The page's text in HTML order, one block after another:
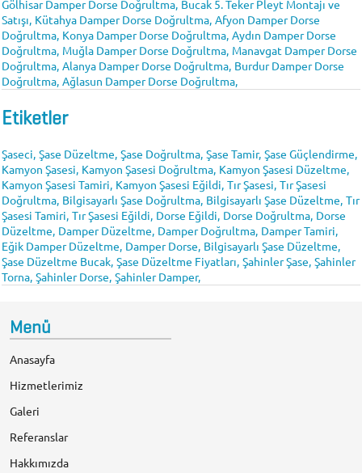
Gölhisar Damper Dorse Doğrultma, Bucak 5. Teker Pleyt Montajı ve
Satışı, Kütahya Damper Dorse Doğrultma, Afyon Damper Dorse
Doğrultma, Konya Damper Dorse Doğrultma, Aydın Damper Dorse
Doğrultma, Muğla Damper Dorse Doğrultma, Manavgat Damper Dorse
Doğrultma, Alanya Damper Dorse Doğrultma, Burdur Damper Dorse
Doğrultma, Ağlasun Damper Dorse Doğrultma,
Etiketler
Şaseci, Şase Düzeltme, Şase Doğrultma, Şase Tamir, Şase Güçlendirme,
Kamyon Şasesi, Kamyon Şasesi Doğrultma, Kamyon Şasesi Düzeltme,
Kamyon Şasesi Tamiri, Kamyon Şasesi Eğildi, Tır Şasesi, Tır Şasesi
Doğrultma, Bilgisayarlı Şase Doğrultma, Bilgisayarlı Şase Düzeltme, Tır
Şasesi Tamiri, Tır Şasesi Eğildi, Dorse Eğildi, Dorse Doğrultma, Dorse
Düzeltme, Damper Düzeltme, Damper Doğrultma, Damper Tamiri,
Eğik Damper Düzeltme, Damper Dorse, Bilgisayarlı Şase Düzeltme,
Şase Düzeltme Bucak, Şase Düzeltme Fiyatları, Şahinler Şase, Şahinler
Torna, Şahinler Dorse, Şahinler Damper,
Menü
Anasayfa
Hizmetlerimiz
Galeri
Referanslar
Hakkımızda